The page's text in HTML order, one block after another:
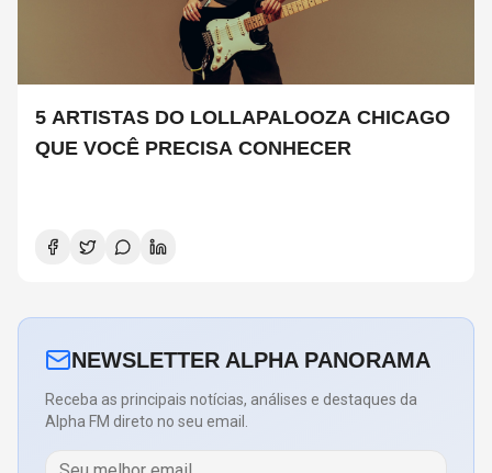
5 ARTISTAS DO LOLLAPALOOZA CHICAGO
QUE VOCÊ PRECISA CONHECER
NEWSLETTER ALPHA PANORAMA
Receba as principais notícias, análises e destaques da
Alpha FM direto no seu email.